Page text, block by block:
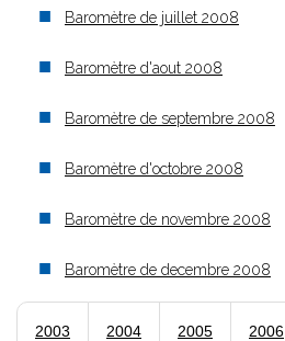
Baromètre de juillet 2008
Baromètre d'aout 2008
Baromètre de septembre 2008
Baromètre d'octobre 2008
Baromètre de novembre 2008
Baromètre de decembre 2008
2003 2004 2005 2006